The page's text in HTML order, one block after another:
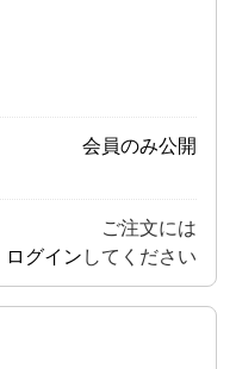
会員のみ公開
ご注文には
ログイン してください